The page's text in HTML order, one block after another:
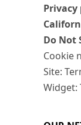
Privacy
Do Not
Cookie
Site:
Widget: